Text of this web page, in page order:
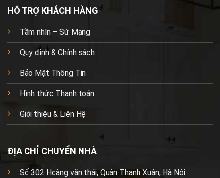
HỖ TRỢ KHÁCH HÀNG
Tầm nhìn – Sứ Mạng
Quy định & Chính sách
Bảo Mật Thông Tin
Hình thức Thanh toán
Giới thiệu & Liên Hệ
ĐỊA CHỈ CHUYỂN NHÀ
Số 302 Hoàng văn thái, Quận Thanh Xuân, Hà Nội